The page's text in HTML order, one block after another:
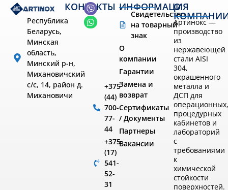
Республика
Беларусь,
Минская
область,
Минский р-н,
Михановичский
с/с, 14, район д.
Михановичи
КОНТАКТЫ
+375
(44)
700-
77-
44
+375
(17)
541-
52-
31
ИНФОРМАЦИЯ
Свидетельство
на товарный
знак
О
компании
Гарантии
Замена и
возврат
Сертификаты
/ Документы
Партнеры
Вакансии
О
Артинокс —
производство
из
нержавеющей
стали AISI
304,
окрашенного
металла и
ДСП для
операционных,
процедурных
кабинетов и
лабораторий
с
требованиями
к
химической
стойкости
поверхностей.